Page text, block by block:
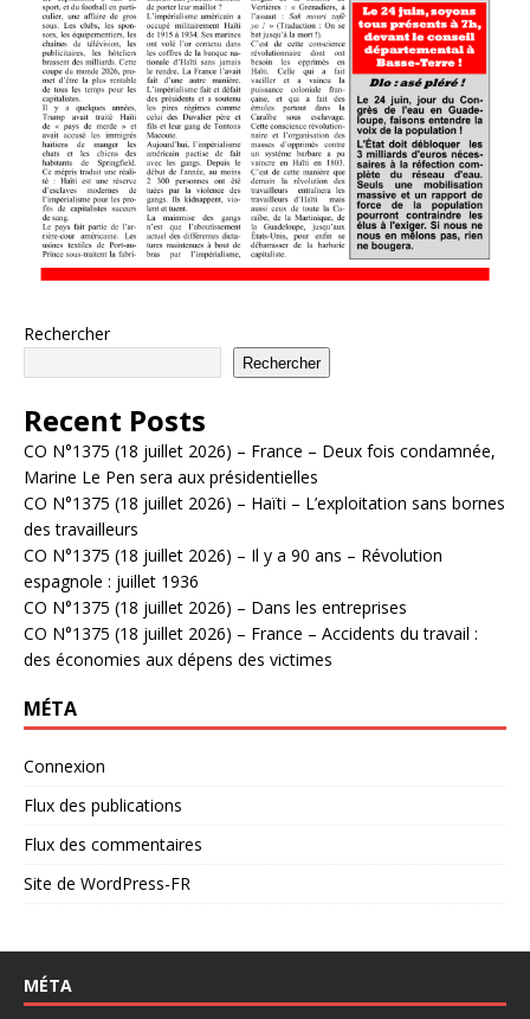
Rechercher
Rechercher
Recent Posts
CO N°1375 (18 juillet 2026) – France – Deux fois condamnée,
Marine Le Pen sera aux présidentielles
CO N°1375 (18 juillet 2026) – Haïti – L’exploitation sans bornes
des travailleurs
CO N°1375 (18 juillet 2026) – Il y a 90 ans – Révolution
espagnole : juillet 1936
CO N°1375 (18 juillet 2026) – Dans les entreprises
CO N°1375 (18 juillet 2026) – France – Accidents du travail :
des économies aux dépens des victimes
MÉTA
Connexion
Flux des publications
Flux des commentaires
Site de WordPress-FR
MÉTA